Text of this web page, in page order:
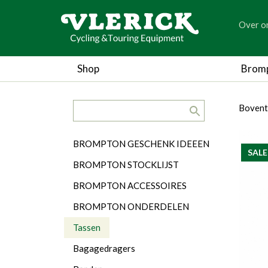
Over
Shop
Categorieën
BROMPTON GESCHENK IDEEEN
BROMPTON STOCKLIJST
BROMPTON ACCESSOIRES
BROMPTON ONDERDELEN
Tassen
Bagagedragers